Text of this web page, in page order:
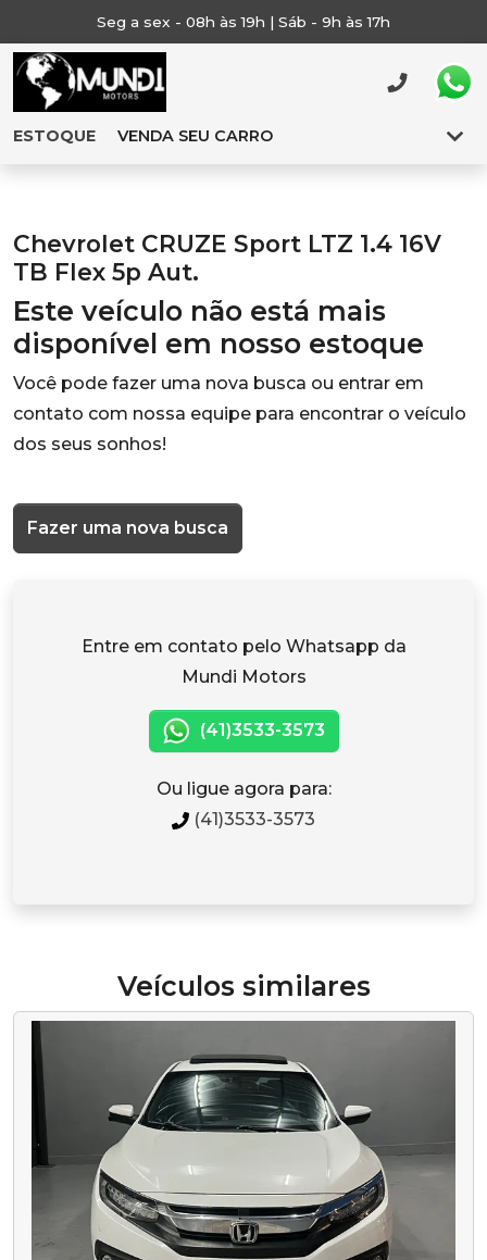
Seg a sex - 08h às 19h | Sáb - 9h às 17h
ESTOQUE VENDA SEU CARRO
Chevrolet CRUZE Sport LTZ 1.4 16V
TB Flex 5p Aut.
Este veículo não está mais
disponível em nosso estoque
Você pode fazer uma nova busca ou entrar em
contato com nossa equipe para encontrar o veículo
dos seus sonhos!
Fazer uma nova busca
Entre em contato pelo Whatsapp da
Mundi Motors
(41)3533-3573
Ou ligue agora para:
(41)3533-3573
Veículos similares